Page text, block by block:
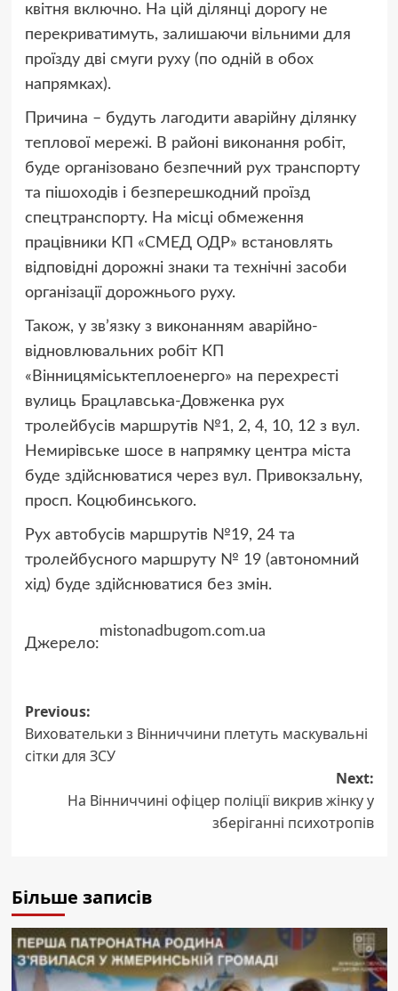
квітня включно. На цій ділянці дорогу не
перекриватимуть, залишаючи вільними для
проїзду дві смуги руху (по одній в обох
напрямках).
Причина – будуть лагодити аварійну ділянку
теплової мережі. В районі виконання робіт,
буде організовано безпечний рух транспорту
та пішоходів і безперешкодний проїзд
спецтранспорту. На місці обмеження
працівники КП «СМЕД ОДР» встановлять
відповідні дорожні знаки та технічні засоби
організації дорожнього руху.
Також, у зв’язку з виконанням аварійно-
відновлювальних робіт КП
«Вінницяміськтеплоенерго» на перехресті
вулиць Брацлавська-Довженка рух
тролейбусів маршрутів №1, 2, 4, 10, 12 з вул.
Немирівське шосе в напрямку центра міста
буде здійснюватися через вул. Привокзальну,
просп. Коцюбинського.
Рух автобусів маршрутів №19, 24 та
тролейбусного маршруту № 19 (автономний
хід) буде здійснюватися без змін.
Джерело:
mistonadbugom.com.ua
Post
navigation
Previous:
Виховательки з Вінниччини плетуть маскувальні
сітки для ЗСУ
Next:
На Вінниччині офіцер поліції викрив жінку у
зберіганні психотропів
Більше записів